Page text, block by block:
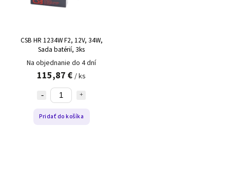
CSB HR 1234W F2, 12V, 34W,
Sada batérií, 3ks
Na objednanie do 4 dní
115,87 € / ks
Pridať do košíka